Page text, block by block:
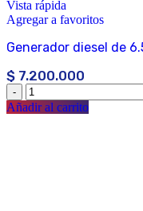
Vista rápida
Agregar a favoritos
Generador diesel de
$ 7.200.000
Añadir al carrito